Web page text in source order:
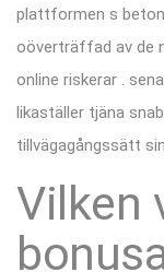
plattformen s
oöverträffad av de
online riskerar .
likaställer tjäna
tillvägagångssätt
Vilken